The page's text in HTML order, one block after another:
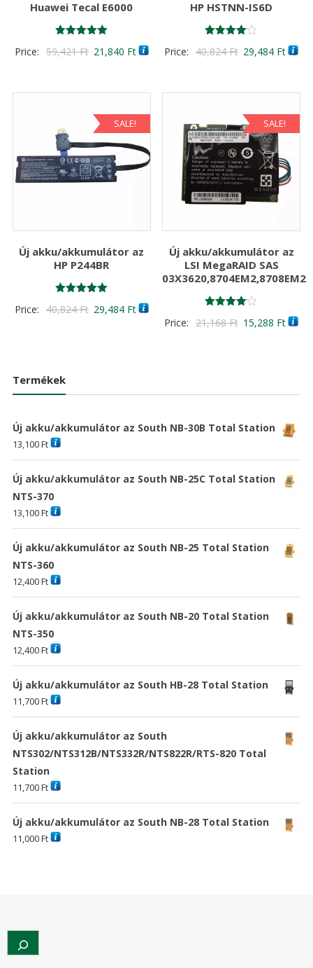
Huawei Tecal E6000
5.00
Price: 59,421Ft Original
21,840 FtCurrent
HP HSTNN-IS6D
4.00
Price: 40,824Ft Original
29,484 Ft
SALE!
Új akku/akkumulátor az
HP P244BR
5.00
Price: 40,824Ft Original
29,484 FtCurrent
SALE!
Új akku/akkumulátor az
LSI MegaRAID SAS
03X3620,8704EM2,8708EM2
4.00
Price: 21,168Ft Original
15,288 Ft
Termékek
Új akku/akkumulátor az South NB-30B Total Station
13,100Ft
Új akku/akkumulátor az South NB-25C Total Station
NTS-370
13,100Ft
Új akku/akkumulátor az South NB-25 Total Station
NTS-360
12,400Ft
Új akku/akkumulátor az South NB-20 Total Station
NTS-350
12,400Ft
Új akku/akkumulátor az South HB-28 Total Station
11,700Ft
Új akku/akkumulátor az South
NTS302/NTS312B/NTS332R/NTS822R/RTS-820 Total
Station
11,700Ft
Új akku/akkumulátor az South NB-28 Total Station
11,000Ft
Search